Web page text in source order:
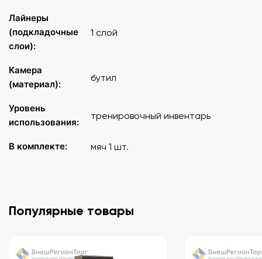
Лайнеры
(подкладочные
слои):
1 слой
Камера
(материал):
бутил
Уровень
использования:
тренировочный инвентарь
В комплекте: мяч 1 шт.
Популярные товары